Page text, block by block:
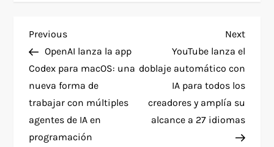
P
o
s
t
Previous
Post
Previous
OpenAI lanza la app
Codex para macOS: una
nueva forma de
trabajar con múltiples
agentes de IA en
programación
Next
Post
Next
YouTube lanza el
doblaje automático con
IA para todos los
creadores y amplía su
alcance a 27 idiomas